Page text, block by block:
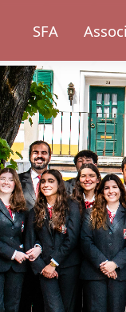
SFA